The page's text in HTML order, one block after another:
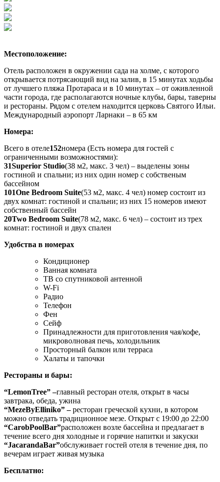
Местоположение:
Отель расположен в окружении сада на холме, с которого
открывается потрясающий вид на залив, в 15 минутах ходьбы
от лучшего пляжа Протараса и в 10 минутах – от оживленной
части города, где располагаются ночные клубы, бары, таверны
и рестораны. Рядом с отелем находится церковь Святого Ильи.
Международный аэропорт Ларнаки – в 65 км
Номера:
Всего в отеле152номера (Есть номера для гостей с
ограниченными возможностями):
31Superior Studio(38 м2, макс. 3 чел) – выделены зоны
гостиной и спальни; из них один номер с собственым
бассейном
101One Bedroom Suite(53 м2, макс. 4 чел) номер состоит из
двух комнат: гостиной и спальни; из них 15 номеров имеют
собственный бассейн
20Two Bedroom Suite(78 м2, макс. 6 чел) – состоит из трех
комнат: гостиной и двух спален
Удобства в номерах
Кондиционер
Ванная комната
ТВ со спутниковой антенной
W-Fi
Радио
Телефон
Фен
Сейф
Принадлежности для приготовления чая/кофе,
микроволновая печь, холодильник
Просторный балкон или терраса
Халаты и тапочки
Рестораны и бары:
“LemonTree” –главный ресторан отеля, открыт в часы
завтрака, обеда, ужина
“MezeByElliniko” –ресторан греческой кухни, в котором
можно отведать традиционное мезе. Открыт с 19:00 до 22:00
“CarobPoolBar”расположен возле бассейна и предлагает в
течение всего дня холодные и горячие напитки и закуски
“JacarandaBar”обслуживает гостей отеля в течение дня, по
вечерам играет живая музыка
Бесплатно: